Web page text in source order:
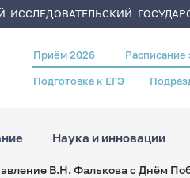
Header
menu
Приём 2026 Расписание
Подготовка к ЕГЭ
Наука и инновации
В.Н. Фалькова с Днём